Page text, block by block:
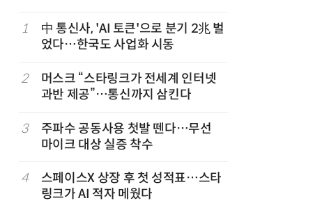
1
中 통신사, 'AI 토큰'으로 분기 2兆 벌
었다…한국도 사업화 시동
2
머스크 “스타링크가 전세계 인터넷
과반 제공”…통신까지 삼킨다
3
주파수 공동사용 첫발 뗀다…무선
마이크 대상 실증 착수
4
스페이스X 상장 후 첫 성적표…스타
링크가 AI 적자 메웠다